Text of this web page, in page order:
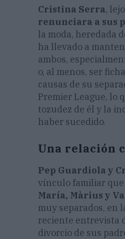
Cristina Serra,
renunciara a sus
la moda, heredada
ha llevado a
ambos,
o, al menos, ser
causas de su
Premier League, lo
tozudez de él y la
haber sucedido.
Una relación
Pep Guardiola y
vínculo familiar que
María, Màrius y
muy separados, en
reciente entrevista
divorcio de sus